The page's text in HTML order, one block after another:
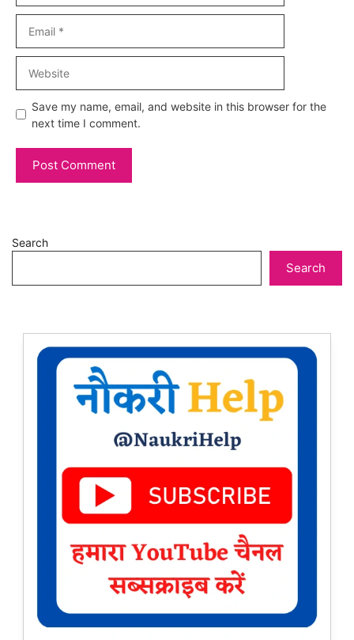
Save my name, email, and website in this browser for the
next time I comment.
Search
Search